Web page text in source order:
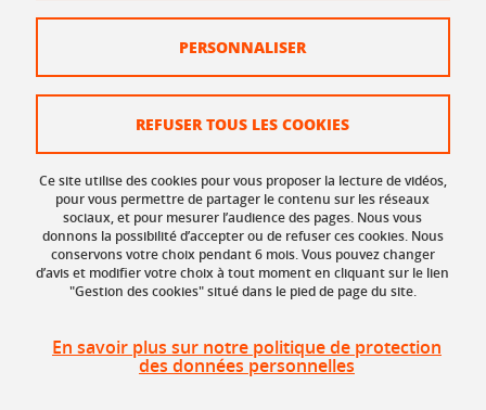
Plan du site
Données personnelles
Organisation et contacts
Gestion des cookies
Accessibilité : non conforme
Ce site utilise des cookies pour vous proposer la lecture de vidéos,
pour vous permettre de partager le contenu sur les réseaux
sociaux, et pour mesurer l’audience des pages. Nous vous
donnons la possibilité d’accepter ou de refuser ces cookies. Nous
conservons votre choix pendant 6 mois. Vous pouvez changer
d’avis et modifier votre choix à tout moment en cliquant sur le lien
"Gestion des cookies" situé dans le pied de page du site.
En savoir plus sur notre politique de protection
des données personnelles
REFUSER TOUS LES COOKIES
PERSONNALISER